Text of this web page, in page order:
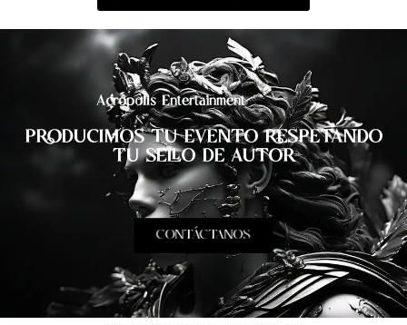
Acrópolis Entertainment
PRODUCIMOS TU EVENTO RESPETANDO
TU SELLO DE AUTOR
CONTÁCTANOS